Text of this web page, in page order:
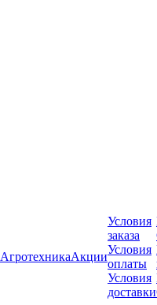
АгротехникаАкции
Условия
заказа
Условия
оплаты
Условия
доставки